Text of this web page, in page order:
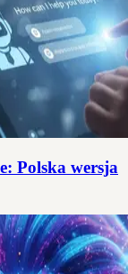
Polska wersja